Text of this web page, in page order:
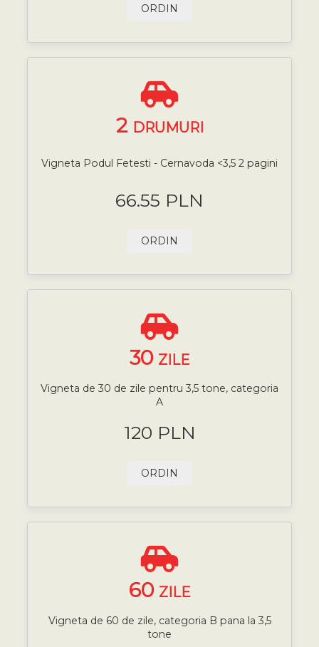
ORDIN
2 DRUMURI
Vigneta Podul Fetesti - Cernavoda <3,5 2 pagini
66.55 PLN
ORDIN
30 ZILE
Vigneta de 30 de zile pentru 3,5 tone, categoria
A
120 PLN
ORDIN
60 ZILE
Vigneta de 60 de zile, categoria B pana la 3,5
tone